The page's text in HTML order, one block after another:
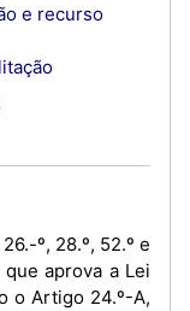
e recurso
º, 28.º, 52.º e
aprova a Lei
o Artigo 24.º-A,